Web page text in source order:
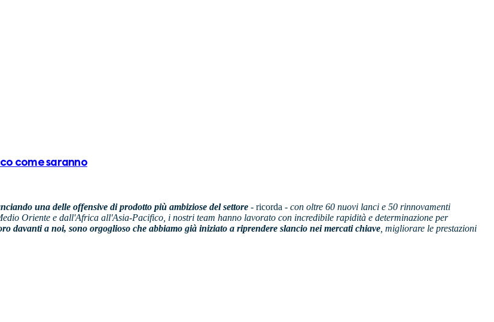
come saranno
una delle offensive di prodotto più ambiziose del settore - ricorda - con oltre 60 nuovi lanci e 50 rinnovamenti
Oriente e dall'Africa all'Asia-Pacifico, i nostri team hanno lavorato con incredibile rapidità e determinazione per
davanti a noi, sono orgoglioso che abbiamo già iniziato a riprendere slancio nei mercati chiave , migliorare le prestazioni